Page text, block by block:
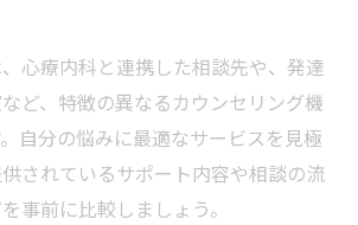
リングの相談実績を具体的にチェ
ラーの対応や雰囲気も選び方の重
心療内科と連携した相談先や、発達
ど、特徴の異なるカウンセリング機
自分の悩みに最適なサービスを見極
されているサポート内容や相談の流
事前に比較しましょう。